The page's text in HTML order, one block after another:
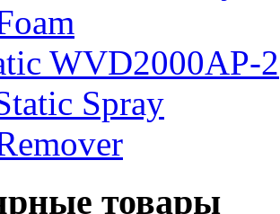
WVD2000AP-2
Spray
товары